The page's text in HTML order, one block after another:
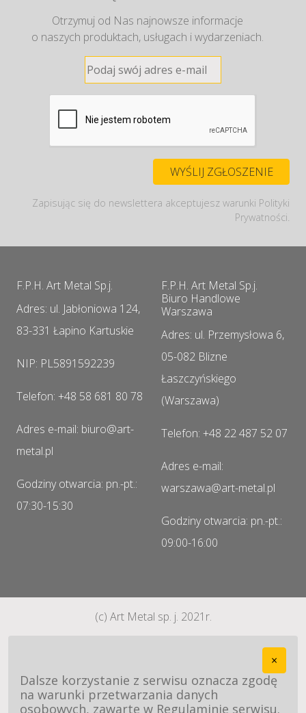
Otrzymuj od Nas najnowsze informacje
o naszych produktach, usługach i wydarzeniach.
Zapisując się do newslettera akceptujesz warunki Polityki
Prywatności.
F.P.H. Art Metal Sp.j.
Adres: ul. Jabłoniowa 124,
83-331 Łapino Kartuskie
NIP: PL5891592239
Telefon: +48 58 681 80 78
Adres e-mail: biuro@art-
metal.pl
Godziny otwarcia: pn.-pt.:
07:30-15:30
F.P.H. Art Metal Sp.j.
Biuro Handlowe
Warszawa
Adres: ul. Przemysłowa 6,
05-082 Blizne
Łaszczyńskiego
(Warszawa)
Telefon: +48 22 487 52 07
Adres e-mail:
warszawa@art-metal.pl
Godziny otwarcia: pn.-pt.:
09:00-16:00
(c) Art Metal sp. j. 2021r.
×
Dalsze korzystanie z serwisu oznacza zgodę
na warunki przetwarzania danych
osobowych, zawarte w Regulaminie serwisu.